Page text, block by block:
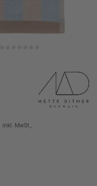
inkl. MwSt.,